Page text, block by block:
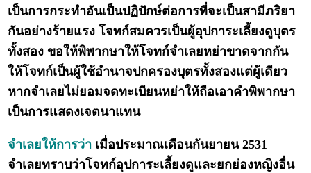
เป็นการกระทำอันเป็นปฏิปักษ์ต่อการที่จะเป็นสามีภริยา
กันอย่างร้ายแรง โจทก์สมควรเป็นผู้อุปการะเลี้ยงดูบุตร
ทั้งสอง ขอให้พิพากษาให้โจทก์จำเลยหย่าขาดจากกัน
ให้โจทก์เป็นผู้ใช้อำนาจปกครองบุตรทั้งสองแต่ผู้เดียว
หากจำเลยไม่ยอมจดทะเบียนหย่าให้ถือเอาคำพิพากษา
เป็นการแสดงเจตนาแทน
จำเลยให้การว่า เมื่อประมาณเดือนกันยายน 2531
จำเลยทราบว่าโจทก์อุปการะเลี้ยงดูและยกย่องหญิงอื่น